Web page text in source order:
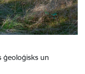
ģeoloģisks un